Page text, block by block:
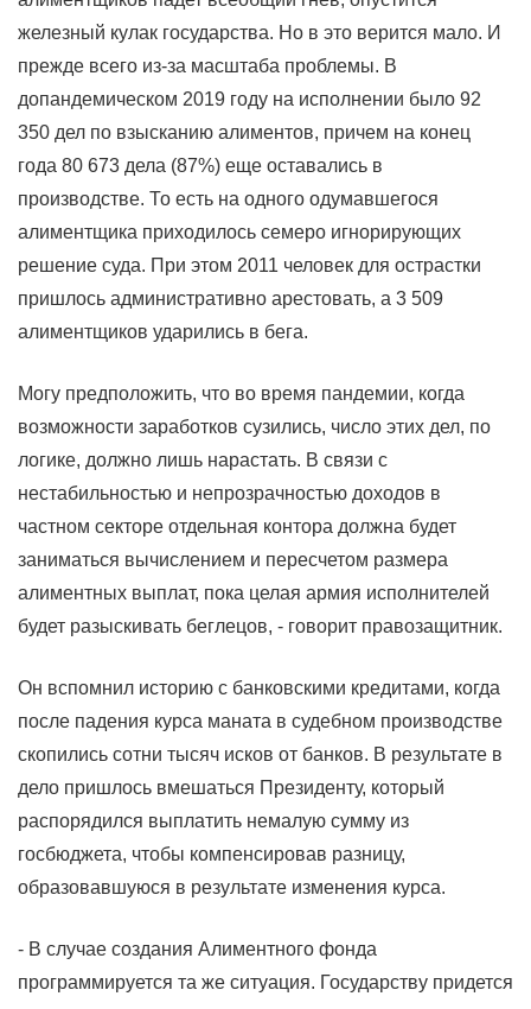
железный кулак государства. Но в это верится мало. И
прежде всего из-за масштаба проблемы. В
допандемическом 2019 году на исполнении было 92
350 дел по взысканию алиментов, причем на конец
года 80 673 дела (87%) еще оставались в
производстве. То есть на одного одумавшегося
алиментщика приходилось семеро игнорирующих
решение суда. При этом 2011 человек для острастки
пришлось административно арестовать, а 3 509
алиментщиков ударились в бега.
Могу предположить, что во время пандемии, когда
возможности заработков сузились, число этих дел, по
логике, должно лишь нарастать. В связи с
нестабильностью и непрозрачностью доходов в
частном секторе отдельная контора должна будет
заниматься вычислением и пересчетом размера
алиментных выплат, пока целая армия исполнителей
будет разыскивать беглецов, - говорит правозащитник.
Он вспомнил историю с банковскими кредитами, когда
после падения курса маната в судебном производстве
скопились сотни тысяч исков от банков. В результате в
дело пришлось вмешаться Президенту, который
распорядился выплатить немалую сумму из
госбюджета, чтобы компенсировав разницу,
образовавшуюся в результате изменения курса.
- В случае создания Алиментного фонда
программируется та же ситуация. Государству придется